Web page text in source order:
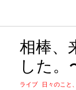
相棒、
した。
ライブ 日々のこと